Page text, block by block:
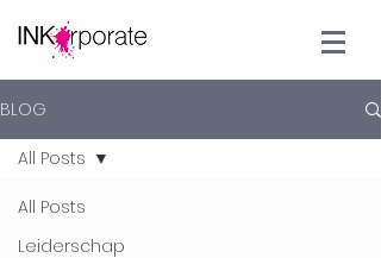
BLOG
All Posts
Leiderschap
All Posts